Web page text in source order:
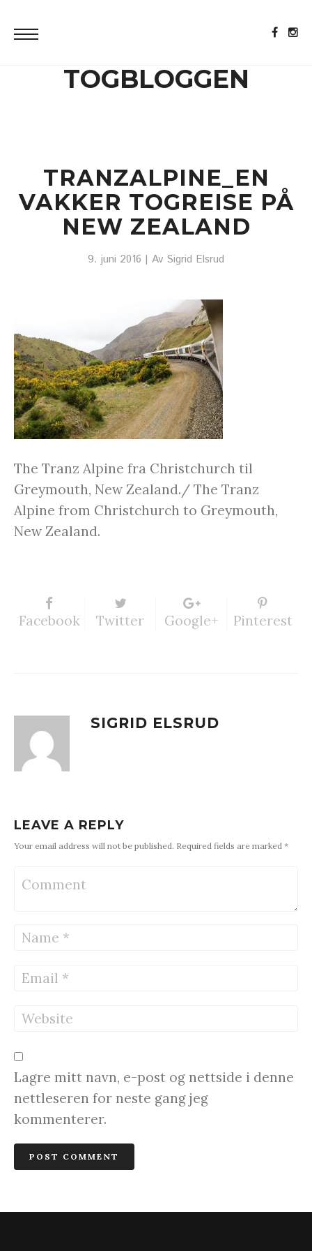
TOGBLOGGEN
TRANZALPINE_EN
VAKKER TOGREISE PÅ
NEW ZEALAND
9. juni 2016 | Av Sigrid Elsrud
The Tranz Alpine fra Christchurch til
Greymouth, New Zealand./ The Tranz
Alpine from Christchurch to Greymouth,
New Zealand.
Facebook Twitter Google+ Pinterest
SIGRID ELSRUD
LEAVE A REPLY
Your email address will not be published. Required fields are marked *
Lagre mitt navn, e-post og nettside i denne
nettleseren for neste gang jeg
kommenterer.